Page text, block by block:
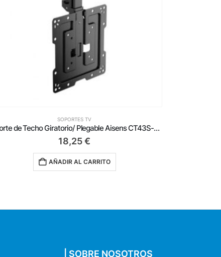
SOPORTES TV
Soporte de Suelo Inclinable con Ruedas y Manivela Aisens FT100TE-125 para TV 60-100’/ hasta 100kg
455,00€
AÑADIR AL CARRITO
| SOBRE NOSOTROS